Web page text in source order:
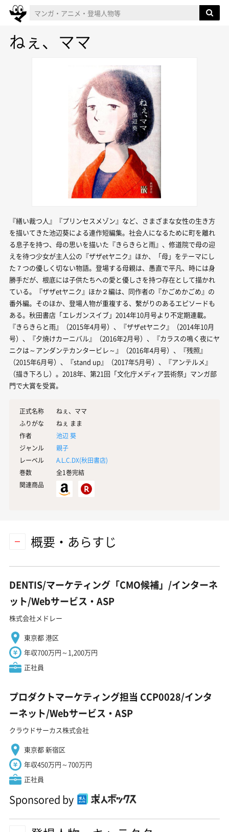
ねぇ、ママ
『繕い裁つ人』『プリンセスメゾン』など、さまざまな女性の生き方
を描いてきた池辺葵による連作短編集。社会人になるために町を離れ
る息子を持つ、母の思いを描いた『きらきらと雨』、修道院で母の迎
えを待つ少女が主人公の『ザザetヤニク』ほか、「母」をテーマにし
た７つの優しく切ない物語。登場する母親は、愚直で平凡、時には身
勝手だが、根底には子供たちへの愛と優しさを持つ存在として描かれ
ている。『ザザetヤニク』ほか２編は、同作者の『かごめかごめ』の
番外編。そのほか、登場人物が重複する、繫がりのあるエピソードも
ある。秋田書店「エレガンスイブ」2014年10月号より不定期連載。
『きらきらと雨』（2015年4月号）、『ザザetヤニク』（2014年10月
号）、『夕焼けカーニバル』（2016年2月号）、『カラスの鳴く夜にヤ
ニクは～アンダンテカンタービレ～』（2016年4月号）、『残照』
（2015年6月号）、『stand up』（2017年5月号）、『アンテルメ』
（描き下ろし）。2018年、第21回「文化庁メディア芸術祭」マンガ部
門で大賞を受賞。
正式名称
ねぇ、ママ
ふりがな
ねぇ まま
作者
池辺 葵
ジャンル
親子
レーベル
A.L.C.DX(秋田書店)
巻数
全1巻完結
関連商品
概要・あらすじ
DENTIS/マーケティング「CMO候補」/インターネ
ット/Webサービス・ASP
株式会社メドレー
東京都 港区
年収700万円～1,200万円
正社員
プロダクトマーケティング担当 CCP0028/インタ
ーネット/Webサービス・ASP
クラウドサーカス株式会社
東京都 新宿区
年収450万円～700万円
正社員
Sponsored by